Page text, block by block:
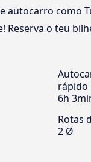
autocarro como
Reserva o teu
rápido
6h
Rotas
2 Ø